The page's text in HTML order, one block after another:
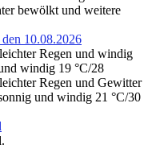
bewölkt und weitere
10.08.2026
Regen und windig
windig 19 °C/28
Regen und Gewitter
und windig 21 °C/30